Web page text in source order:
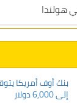
هولندا
بنك أوف أمريكا
إلى 6,000 دولار